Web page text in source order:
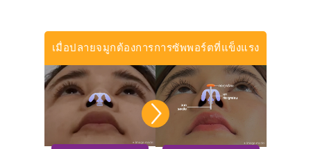
เมื่อปลายจมูกต้องการการซัพพอร์ตที่แข็งแรง